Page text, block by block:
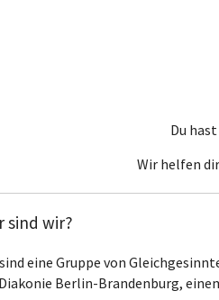
Du
Wir helfen
sind wir?
eine Gruppe von
Berlin-Brandenburg,